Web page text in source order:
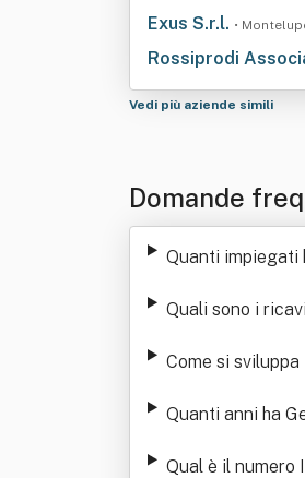
Exus S.r.l. •
Rossiprodi
Vedi più aziende simili
Domande
Quanti impiegati
Quali sono i
Come si
Quanti anni ha
Qual è il numero